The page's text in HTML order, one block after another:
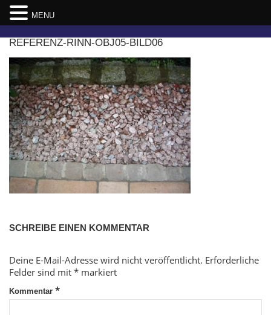
content
REFERENZ-RINN-OBJ05-BILD06
SCHREIBE EINEN KOMMENTAR
Deine E-Mail-Adresse wird nicht veröffentlicht. Erforderliche
Felder sind mit * markiert
Kommentar *
MENU